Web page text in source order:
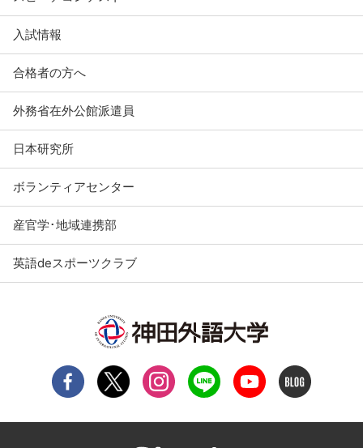
入試情報
合格者の方へ
外務省在外公館派遣員
日本研究所
ボランティアセンター
産官学･地域連携部
英語deスポーツクラブ